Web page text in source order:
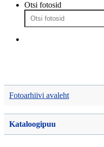
Otsi fotosid
Fotoarhiivi avaleht
Kataloogipuu